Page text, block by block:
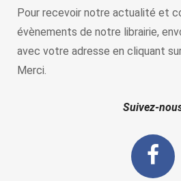
Pour recevoir notre actualité et
évènements de notre librairie,
avec votre adresse en cliquant
Merci.
Suivez-